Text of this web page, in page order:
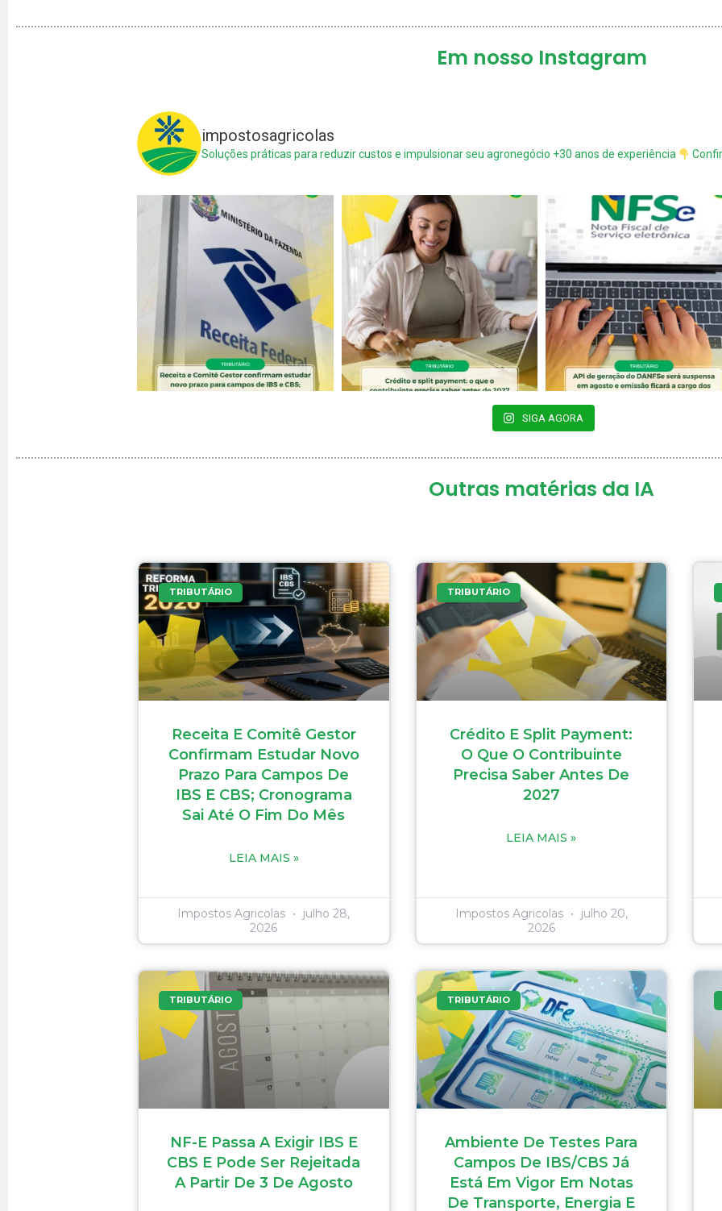
Em nosso Instagram
impostosagricolas
Soluções práticas para reduzir custos e impulsionar seu agronegócio +30 anos de experiência
SIGA AGORA
Outras matérias da IA
TRIBUTÁRIO
Receita E Comitê Gestor
Confirmam Estudar Novo
Prazo Para Campos De
IBS E CBS; Cronograma
Sai Até O Fim Do Mês
LEIA MAIS »
Impostos Agricolas
julho 28,
2026
TRIBUTÁRIO
Crédito E Split Payment:
O Que O Contribuinte
Precisa Saber Antes De
2027
LEIA MAIS »
Impostos Agricolas
julho 20,
2026
TRIBUTÁRIO
NF-E Passa A Exigir IBS E
CBS E Pode Ser Rejeitada
A Partir De 3 De Agosto
TRIBUTÁRIO
Ambiente De Testes Para
Campos De IBS/CBS Já
Está Em Vigor Em Notas
De Transporte, Energia E